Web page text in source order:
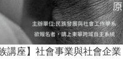
講座】社會事業與社會企